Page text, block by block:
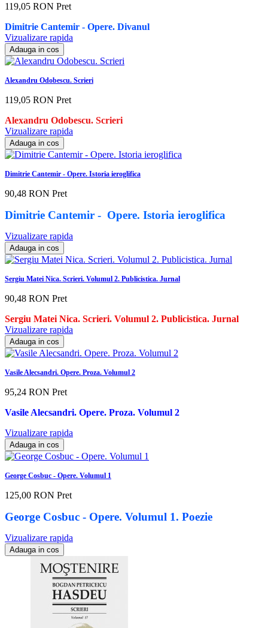
119,05 RON Pret
Dimitrie Cantemir - Opere. Divanul
Vizualizare rapida
Adauga in cos
Alexandru Odobescu. Scrieri
119,05 RON Pret
Alexandru Odobescu. Scrieri
Vizualizare rapida
Adauga in cos
Dimitrie Cantemir - Opere. Istoria ieroglifica
90,48 RON Pret
Dimitrie Cantemir - Opere. Istoria ieroglifica
Vizualizare rapida
Adauga in cos
Sergiu Matei Nica. Scrieri. Volumul 2. Publicistica. Jurnal
90,48 RON Pret
Sergiu Matei Nica. Scrieri. Volumul 2. Publicistica. Jurnal
Vizualizare rapida
Adauga in cos
Vasile Alecsandri. Opere. Proza. Volumul 2
95,24 RON Pret
Vasile Alecsandri. Opere. Proza. Volumul 2
Vizualizare rapida
Adauga in cos
George Cosbuc - Opere. Volumul 1
125,00 RON Pret
George Cosbuc - Opere. Volumul 1. Poezie
Vizualizare rapida
Adauga in cos